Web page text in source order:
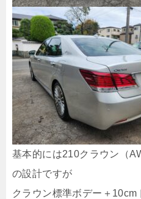
基本的には210クラウン（
の設計ですが
クラウン標準ボデー＋